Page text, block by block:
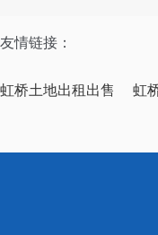
友情链接：
虹桥土地出租出售 虹